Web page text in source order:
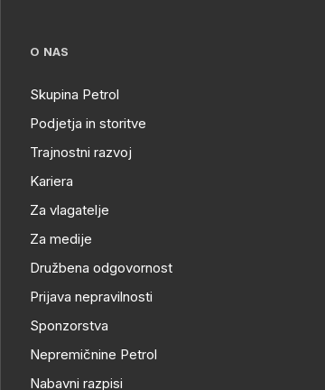
O NAS
Skupina Petrol
Podjetja in storitve
Trajnostni razvoj
Kariera
Za vlagatelje
Za medije
Družbena odgovornost
Prijava nepravilnosti
Sponzorstva
Nepremičnine Petrol
Nabavni razpisi